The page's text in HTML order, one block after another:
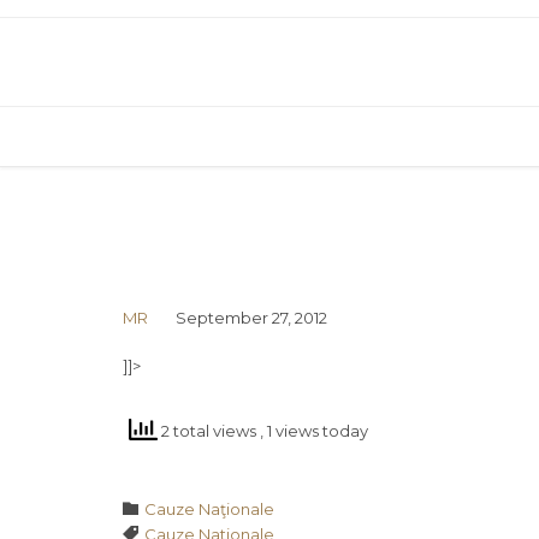
MR September 27, 2012
]]>
2 total views , 1 views today
 Category
Cauze Naţionale
 Tags
Cauze Nationale